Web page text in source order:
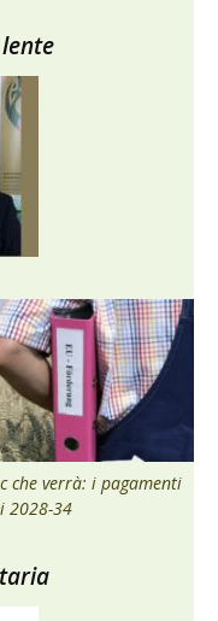
che verrà: i pagamenti
2028-34